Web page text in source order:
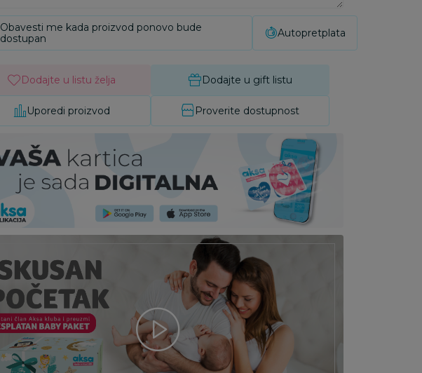
Obavesti me kada proizvod ponovo bude
dostupan
Autopretplata
Dodajte u listu želja Dodajte u gift listu
Uporedi proizvod Proverite dostupnost